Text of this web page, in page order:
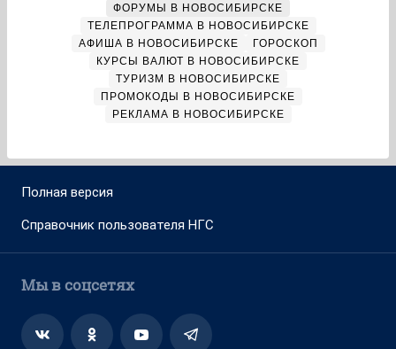
ФОРУМЫ В НОВОСИБИРСКЕ
ТЕЛЕПРОГРАММА В НОВОСИБИРСКЕ
АФИША В НОВОСИБИРСКЕ
ГОРОСКОП
КУРСЫ ВАЛЮТ В НОВОСИБИРСКЕ
ТУРИЗМ В НОВОСИБИРСКЕ
ПРОМОКОДЫ В НОВОСИБИРСКЕ
РЕКЛАМА В НОВОСИБИРСКЕ
Полная версия
Справочник пользователя НГС
Мы в соцсетях